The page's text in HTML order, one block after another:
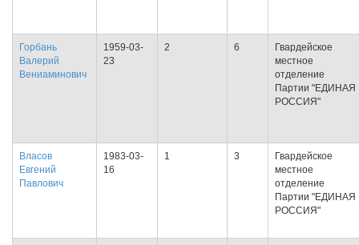
Горбань
Валерий
Вениаминович
1959-03-
23
2 6
Гвардейское
местное
отделение
Партии "ЕДИНАЯ
РОССИЯ"
Власов
Евгений
Павлович
1983-03-
16
1 3
Гвардейское
местное
отделение
Партии "ЕДИНАЯ
РОССИЯ"